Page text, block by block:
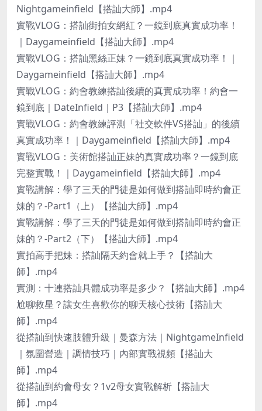
Nightgameinfield【搭訕大師】.mp4
實戰VLOG：搭訕街拍女網紅？一鏡到底真實成功率！
｜Daygameinfield【搭訕大師】.mp4
實戰VLOG：搭訕黑絲正妹？一鏡到底真實成功率！｜
Daygameinfield【搭訕大師】.mp4
實戰VLOG：約會教練搭訕後續的真實成功率！約會一
鏡到底｜DateInfield｜P3【搭訕大師】.mp4
實戰VLOG：約會教練評測「社交軟件VS搭訕」的後續
真實成功率！｜Daygameinfield【搭訕大師】.mp4
實戰VLOG：美術館搭訕正妹的真實成功率？一鏡到底
完整實戰！｜Daygameinfield【搭訕大師】.mp4
實戰講解：學了三天的門徒是如何做到搭訕即時約會正
妹的？-Part1（上）【搭訕大師】.mp4
實戰講解：學了三天的門徒是如何做到搭訕即時約會正
妹的？-Part2（下）【搭訕大師】.mp4
實拍高手把妹：搭訕隔天約會就上手？【搭訕大
師】.mp4
實測：十連搭訕具體成功率是多少？【搭訕大師】.mp4
尬聊救星？讓女生喜歡你的聊天核心技術【搭訕大
師】.mp4
從搭訕到快速肢體升級｜曼森方法｜NightgameInfield
｜氛圍營造｜調情技巧｜內部實戰視頻【搭訕大
師】.mp4
從搭訕到約會母女？1v2母女實戰解析【搭訕大
師】.mp4